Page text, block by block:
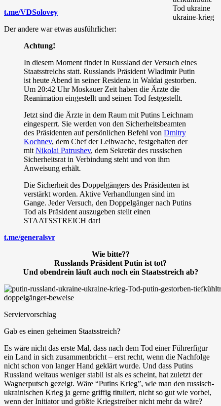
t.me/VDSolovey
Der andere war etwas ausführlicher:
Achtung!
In diesem Moment findet in Russland der Versuch eines
Staatsstreichs statt. Russlands Präsident Wladimir Putin
ist heute Abend in seiner Residenz in Waldai gestorben.
Um 20:42 Uhr Moskauer Zeit haben die Ärzte die
Reanimation eingestellt und seinen Tod festgestellt.
Jetzt sind die Ärzte in dem Raum mit Putins Leichnam
eingesperrt. Sie werden von den Sicherheitsbeamten
des Präsidenten auf persönlichen Befehl von Dmitry
Kochnev, dem Chef der Leibwache, festgehalten der
mit Nikolai Patrushev, dem Sekretär des russischen
Sicherheitsrat in Verbindung steht und von ihm
Anweisung erhält.
Die Sicherheit des Doppelgängers des Präsidenten ist
verstärkt worden. Aktive Verhandlungen sind im
Gange. Jeder Versuch, den Doppelgänger nach Putins
Tod als Präsident auszugeben stellt einen
STAATSSTREICH dar!
t.me/generalsvr
Wie bitte??
Russlands Präsident Putin ist tot?
Und obendrein läuft auch noch ein Staatsstreich ab?
Serviervorschlag
Gab es einen geheimen Staatsstreich?
Es wäre nicht das erste Mal, dass nach dem Tod einer Führerfigur
ein Land in sich zusammenbricht – erst recht, wenn die Nachfolge
nicht schon von langer Hand geklärt wurde. Und dass Putins
Russland weitaus weniger stabil ist als es scheint, hat zuletzt der
Wagnerputsch gezeigt. Wäre “Putins Krieg”, wie man den russisch-
ukrainischen Krieg ja gerne griffig tituliert, nicht so gut wie vorbei,
wenn der Initiator und größte Kriegstreiber nicht mehr da wäre?